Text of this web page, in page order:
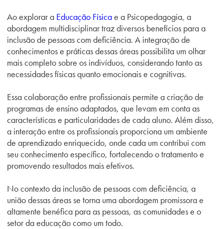
Ao explorar a Educação Físicae a Psicopedagogia, a
abordagem multidisciplinar traz diversos benefícios para a
inclusão de pessoas com deficiência. A integração de
conhecimentos e práticas dessas áreas possibilita um olhar
mais completo sobre os indivíduos, considerando tanto as
necessidades físicas quanto emocionais e cognitivas.
Essa colaboração entre profissionais permite a criação de
programas de ensino adaptados, que levam em conta as
características e particularidades de cada aluno. Além disso,
a interação entre os profissionais proporciona um ambiente
de aprendizado enriquecido, onde cada um contribui com
seu conhecimento específico, fortalecendo o tratamento e
promovendo resultados mais efetivos.
No contexto da inclusão de pessoas com deficiência, a
união dessas áreas se torna uma abordagem promissora e
altamente benéfica para as pessoas, as comunidades e o
setor da educação como um todo.